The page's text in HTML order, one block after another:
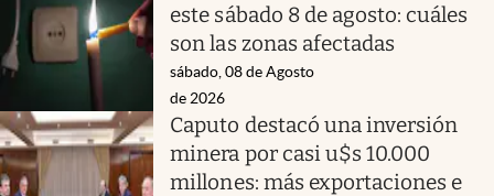
este sábado 8 de agosto: cuáles
son las zonas afectadas
sábado, 08 de Agosto
de 2026
Caputo destacó una inversión
minera por casi u$s 10.000
millones: más exportaciones e